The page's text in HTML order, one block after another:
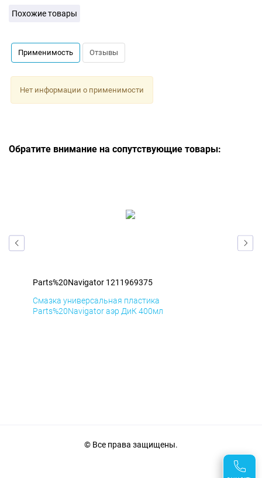
Похожие товары
Применимость Отзывы
Нет информации о применимости
Обратите внимание на сопутствующие товары:
Parts%20Navigator 1211969375
Смазка универсальная пластика
Parts%20Navigator аэр ДиК 400мл
© Все права защищены.